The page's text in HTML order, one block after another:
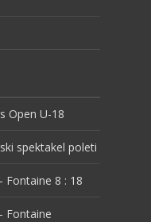
Open U-18
spektakel poleti
Fontaine 8 : 18
Fontaine